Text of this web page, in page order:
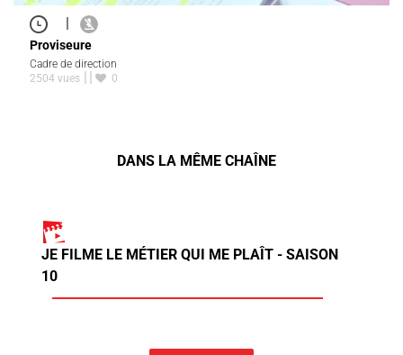
|
Proviseure
Cadre de direction
2504 vues
0
DANS LA MÊME CHAÎNE
JE FILME LE MÉTIER QUI ME PLAÎT - SAISON
10